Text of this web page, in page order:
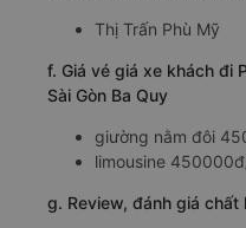
Thị Trấn Phù Mỹ
f. Giá vé giá xe khách đi
Sài Gòn Ba Quy
giường nằm đôi
limousine
g. Review, đánh giá chất